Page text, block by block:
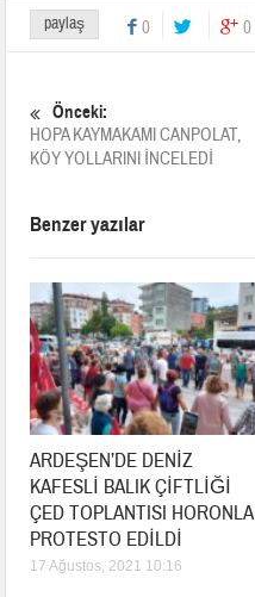
paylaş 0 0
Önceki:
HOPA KAYMAKAMI CANPOLAT,
KÖY YOLLARINI İNCELEDİ
Benzer yazılar
ARDEŞEN’DE DENİZ
KAFESLİ BALIK ÇİFTLİĞİ
ÇED TOPLANTISI HORONLA
PROTESTO EDİLDİ
17 Ağustos, 2021 10:16